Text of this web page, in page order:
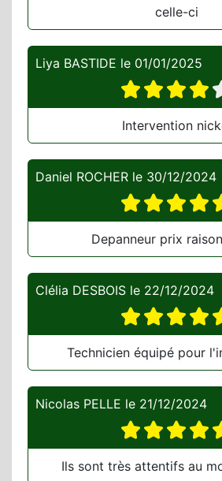
celle-ci
Liya BASTIDE le 01/01/2025
Intervention
Daniel ROCHER le 30/12/2024
Depanneur prix
Clélia DESBOIS le 22/12/2024
Technicien équipé pour
Nicolas PELLE le 21/12/2024
Ils sont très attentifs au